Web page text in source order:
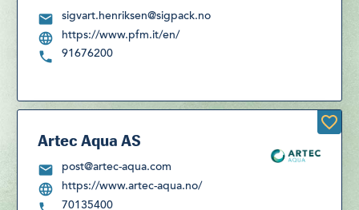
sigvart.henriksen@sigpack.no
https://www.pfm.it/en/
91676200
Artec Aqua AS
post@artec-aqua.com
https://www.artec-aqua.no/
70135400